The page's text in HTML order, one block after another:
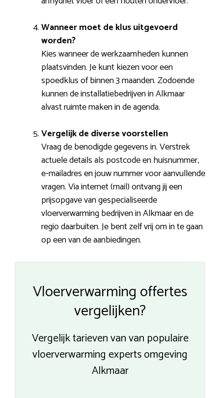
Wanneer moet de klus uitgevoerd
worden?
Kies wanneer de werkzaamheden kunnen
plaatsvinden. Je kunt kiezen voor een
spoedklus of binnen 3 maanden. Zodoende
kunnen de installatiebedrijven in Alkmaar
alvast ruimte maken in de agenda.
Vergelijk de diverse voorstellen
Vraag de benodigde gegevens in. Verstrek
actuele details als postcode en huisnummer,
e-mailadres en jouw nummer voor aanvullende
vragen. Via internet (mail) ontvang jij een
prijsopgave van gespecialiseerde
vloerverwarming bedrijven in Alkmaar en de
regio daarbuiten. Je bent zelf vrij om in te gaan
op een van de aanbiedingen.
Vloerverwarming offertes
vergelijken?
Vergelijk tarieven van van populaire
vloerverwarming experts omgeving
Alkmaar